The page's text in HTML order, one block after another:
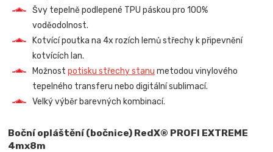
Švy tepelně podlepené TPU páskou pro 100%
voděodolnost.
Kotvící poutka na 4x rozích lemů střechy k připevnění
kotvících lan.
Možnostpotisku střechy stanu metodou vinylového
tepelného transferu nebo digitální sublimací.
Velký výběr barevných kombinací.
Boční opláštění (bočnice) RedX® PROFI EXTREME
4mx8m